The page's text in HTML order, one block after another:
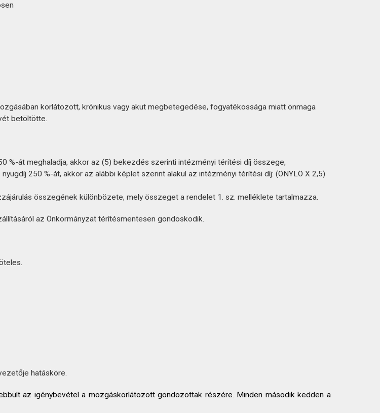
korlátozott, krónikus vagy akut megbetegedése, fogyatékossága miatt önmaga
betöltötte.
%-át meghaladja, akkor az (5) bekezdés szerinti intézményi térítési díj összege,
250 %-át, akkor az alábbi képlet szerint alakul az intézményi térítési díj: (ÖNYLÖ X 2,5)
összegének különbözete, mely összeget a rendelet 1. sz. melléklete tartalmazza.
az Önkormányzat térítésmentesen gondoskodik.
hatásköre.
az igénybevétel a mozgáskorlátozott gondozottak részére. Minden második kedden a